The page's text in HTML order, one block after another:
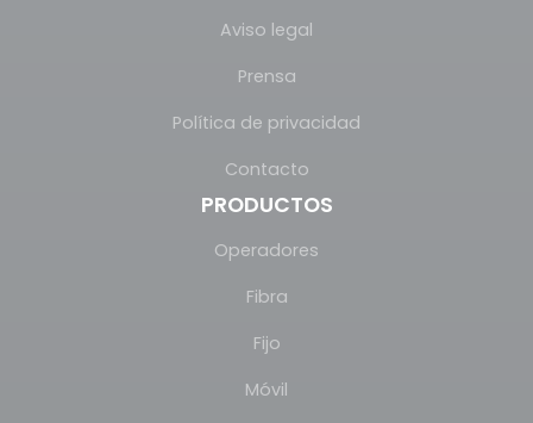
Aviso legal
Prensa
Política de privacidad
Contacto
PRODUCTOS
Operadores
Fibra
Fijo
Móvil